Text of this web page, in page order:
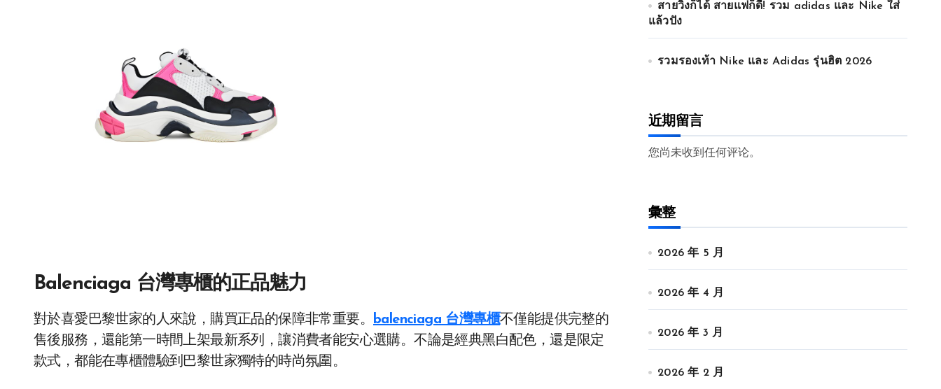
Balenciaga 台灣專櫃的正品魅力
對於喜愛巴黎世家的人來說，購買正品的保障非常重要。 balenciaga 台灣專櫃不僅能提供完整的
售後服務，還能第一時間上架最新系列，讓消費者能安心選購。不論是經典黑白配色，還是限定
款式，都能在專櫃體驗到巴黎世家獨特的時尚氛圍。
สายวิ่งก็ได้ สายแฟก็ดี! รวม adidas และ Nike ใส่
แล้วปัง
รวมรองเท้า Nike และ Adidas รุ่นฮิต 2026
近期留言
您尚未收到任何评论。
彙整
2026 年 5 月
2026 年 4 月
2026 年 3 月
2026 年 2 月